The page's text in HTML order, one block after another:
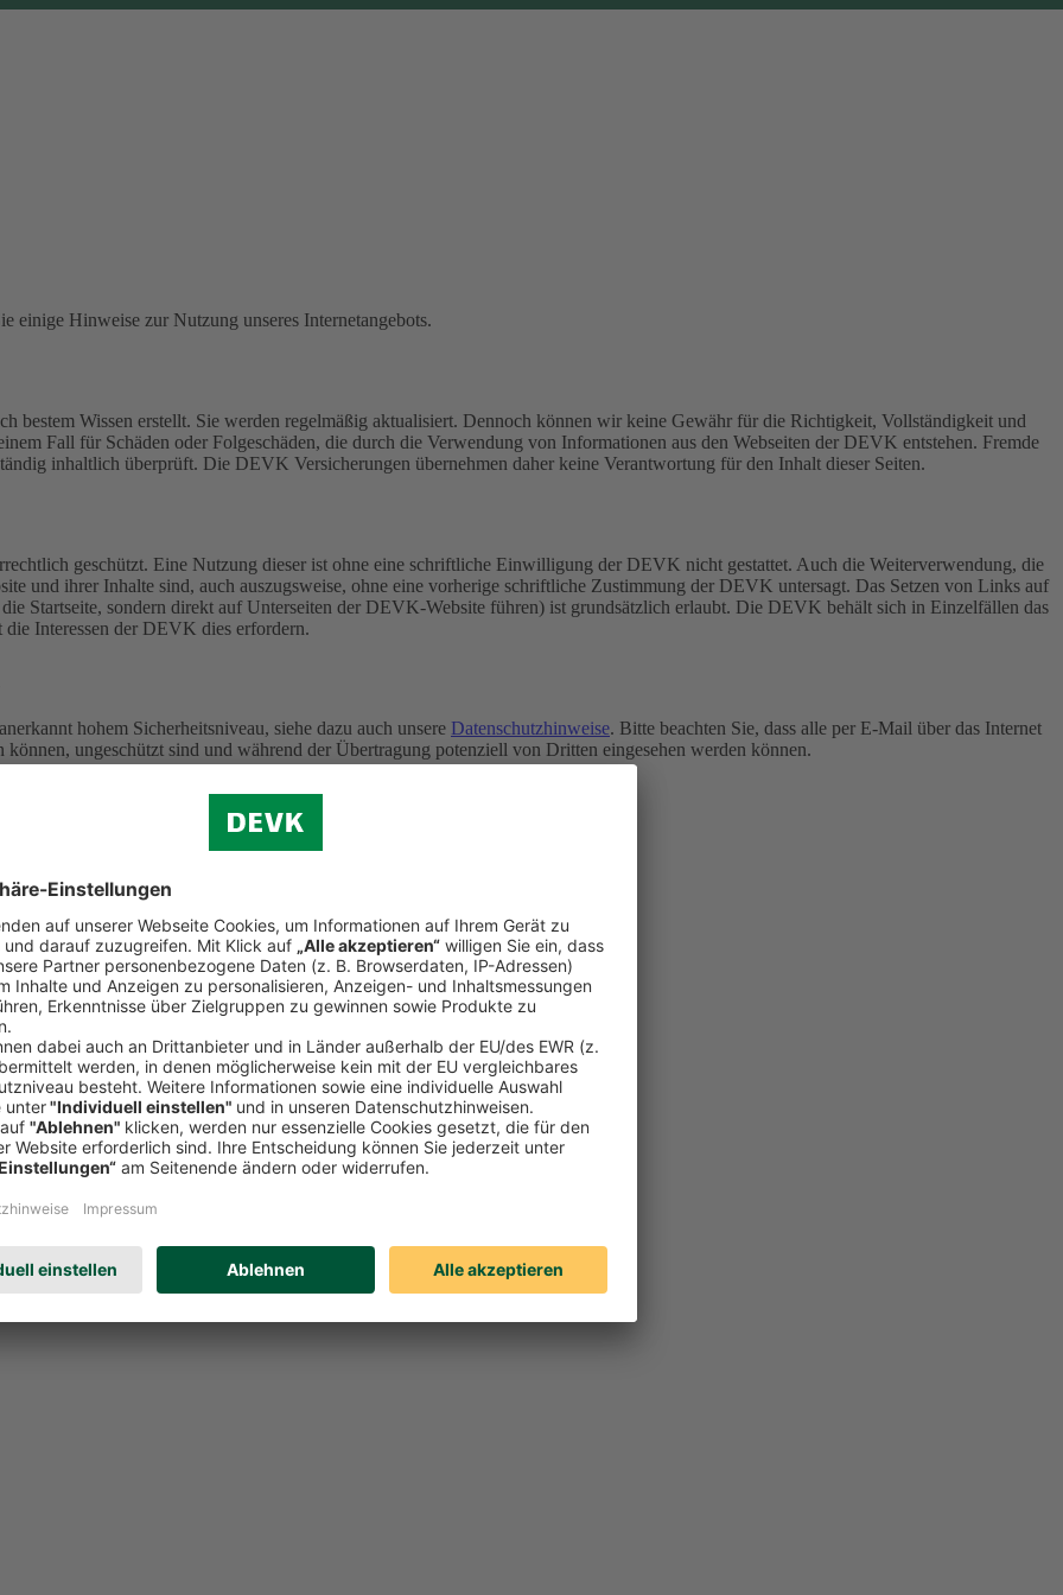
einige Hinweise zur Nutzung unseres Internetangebots.
bestem Wissen erstellt. Sie werden regelmäßig aktualisiert. Dennoch können wir keine Gewähr für die Richtigkeit, Vollständigkeit und
Fall für Schäden oder Folgeschäden, die durch die Verwendung von Informationen aus den Webseiten der DEVK entstehen. Fremde
inhaltlich überprüft. Die DEVK Versicherungen übernehmen daher keine Verantwortung für den Inhalt dieser Seiten.
geschützt. Eine Nutzung dieser ist ohne eine schriftliche Einwilligung der DEVK nicht gestattet. Auch die Weiterverwendung, die
und ihrer Inhalte sind, auch auszugsweise, ohne eine vorherige schriftliche Zustimmung der DEVK untersagt. Das Setzen von Links auf
Startseite, sondern direkt auf Unterseiten der DEVK-Website führen) ist grundsätzlich erlaubt. Die DEVK behält sich in Einzelfällen das
Interessen der DEVK dies erfordern.
hohem Sicherheitsniveau, siehe dazu auch unsere Datenschutzhinweise. Bitte beachten Sie, dass alle per E-Mail über das Internet
ungeschützt sind und während der Übertragung potenziell von Dritten eingesehen werden können.